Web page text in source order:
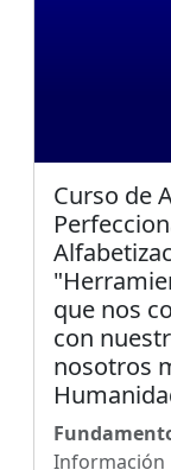
Curso de
que nos
con
nosotros